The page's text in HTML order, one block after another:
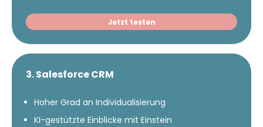
Jetzt testen
3. Salesforce CRM
Hoher Grad an Individualisierung
KI-gestützte Einblicke mit Einstein